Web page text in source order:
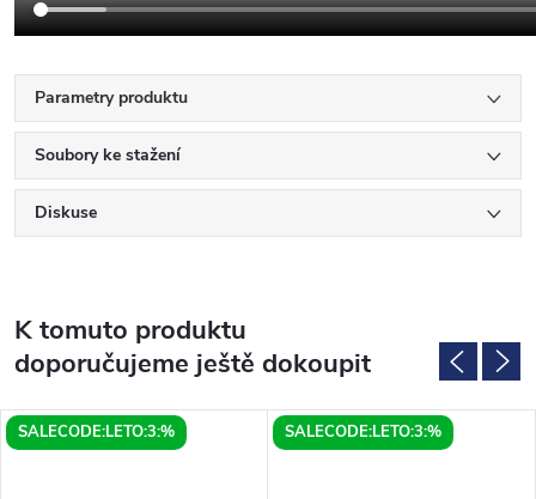
Parametry produktu
Soubory ke stažení
Diskuse
K tomuto produktu
doporučujeme ještě dokoupit
SALECODE:LETO:3:% SALECODE:LETO:3:%